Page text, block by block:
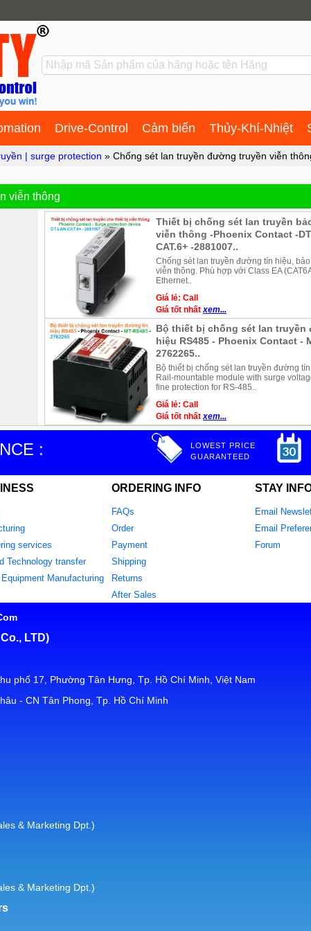
Drive-Control Cảm biến Thủy-Khí-Nhiệt
| surge protection » Chống sét lan truyền đường truyền viễn
viễn thông
Thiết bị chống sét lan truyền
viễn thông -Phoenix Contact -
CAT.6+ -2881007..
Chống sét lan truyền đường tín hiệu,
viễn thông. Phù hợp với Class EA
Ethernet..
Giá lẻ: Call
Giá tốt nhấtxem...
Bộ thiết bị chống sét lan truyền
hiệu RS485 - Phoenix Contact -
2762265..
Bộ thiết bị chống sét lan truyền đường
Rail-mountable module with surge
fine protection for RS-485..
Giá lẻ: Call
Giá tốt nhấtxem...
:
LOWEST PRICE
GUARANTEED
services
Technology transfer
Manufacturing
ORDERING INFO
FAQs
Order
Payment
Shipping
Returns
After Sales
STAY
Email
Email
Forum
LTD)
phố 17, Phường Tân Hưng, Tp. Hồ Chí Minh, Việt Nam
- CN Tân Phong, Tp. Hồ Chí Minh
& Marketing Dpt.)
& Marketing Dpt.)